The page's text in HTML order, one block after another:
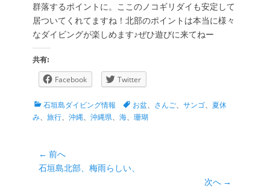
群落するポイントに。ここのノコギリダイも安定して
居ついてくれてますね！北部のポイントは本当に様々
なダイビングが楽しめます♪ぜひ遊びに来てねー
共有:
Facebook Twitter
カ
テ
石垣島ダイビング情報
タ
グ
お盆 さんご サンゴ
夏休
み
旅行 沖縄 沖縄県 海 珊瑚
投
稿
← 前へ
前
石垣島北部、梅雨らしい、
次へ →